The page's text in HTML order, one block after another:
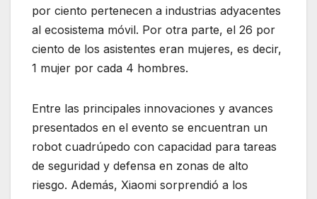
por ciento pertenecen a industrias adyacentes
al ecosistema móvil. Por otra parte, el 26 por
ciento de los asistentes eran mujeres, es decir,
1 mujer por cada 4 hombres.
Entre las principales innovaciones y avances
presentados en el evento se encuentran un
robot cuadrúpedo con capacidad para tareas
de seguridad y defensa en zonas de alto
riesgo. Además, Xiaomi sorprendió a los